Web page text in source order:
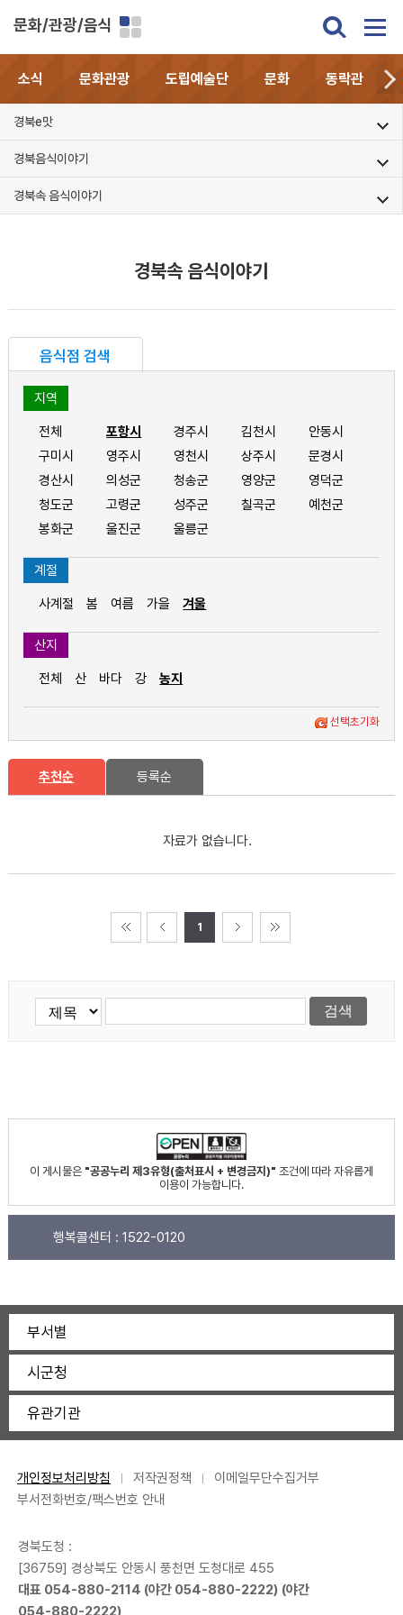
문화/관광/음식
소식 문화관광 도립예술단 문화 동락관
경북e맛
경북음식이야기
경북속 음식이야기
경북속 음식이야기
음식점 검색
지역
전체 포항시 경주시 김천시
안동시
구미시
영주시 영천시 상주시
문경시
경산시
의성군 청송군 영양군
영덕군
청도군
고령군 성주군 칠곡군
예천군
봉화군
울진군 울릉군
계절
사계절 봄 여름 가을 겨울
산지
전체 산 바다 강 농지
선택초기화
추천순 등록순
자료가 없습니다.
1
이 게시물은 "공공누리 제3유형(출처표시 + 변경금지)" 조건에 따라 자유롭게
이용이 가능합니다.
행복콜센터 : 1522-0120
부서별
시군청
유관기관
개인정보처리방침 저작권정책
이메일무단수집거부
부서전화번호/팩스번호 안내
경북도청 :
[36759] 경상북도 안동시 풍천면 도청대로 455
대표 054-880-2114 (야간 054-880-2222) (야간
054-880-2222)